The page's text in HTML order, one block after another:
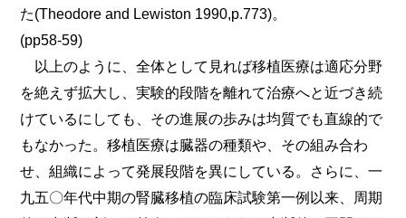
た(Theodore and Lewiston 1990,p.773)。
(pp58-59)
以上のように、全体として見れば移植医療は適応分野
を絶えず拡大し、実験的段階を離れて治療へと近づき続
けているにしても、その進展の歩みは均質でも直線的で
もなかった。移植医療は臓器の種類や、その組み合わ
せ、組織によって発展段階を異にしている。さらに、一
九五〇年代中期の腎臓移植の臨床試験第一例以来、周期